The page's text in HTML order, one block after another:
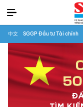
中文 SGGP Đầu tư Tài chính